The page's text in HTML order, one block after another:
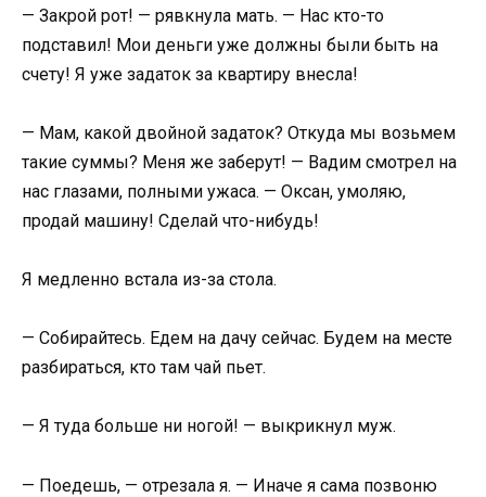
— Закрой рот! — рявкнула мать. — Нас кто-то
подставил! Мои деньги уже должны были быть на
счету! Я уже задаток за квартиру внесла!
— Мам, какой двойной задаток? Откуда мы возьмем
такие суммы? Меня же заберут! — Вадим смотрел на
нас глазами, полными ужаса. — Оксан, умоляю,
продай машину! Сделай что-нибудь!
Я медленно встала из-за стола.
— Собирайтесь. Едем на дачу сейчас. Будем на месте
разбираться, кто там чай пьет.
— Я туда больше ни ногой! — выкрикнул муж.
— Поедешь, — отрезала я. — Иначе я сама позвоню